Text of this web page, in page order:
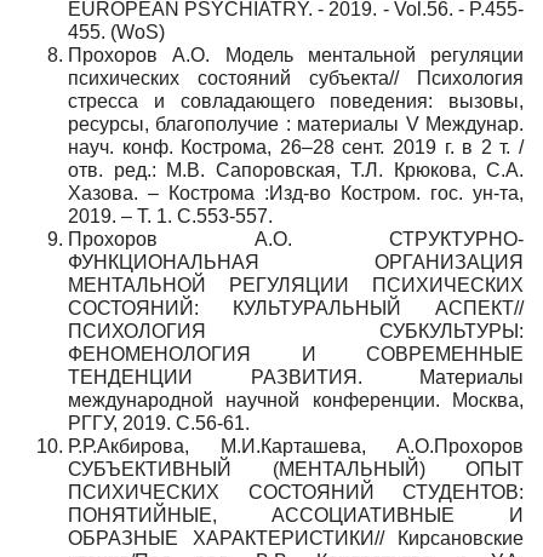
EUROPEAN PSYCHIATRY. - 2019. - Vol.56. - P.455-
455. (WoS)
Прохоров А.О. Модель ментальной регуляции
психических состояний субъекта// Психология
стресса и совладающего поведения: вызовы,
ресурсы, благополучие : материалы V Междунар.
науч. конф. Кострома, 26–28 сент. 2019 г. в 2 т. /
отв. ред.: М.В. Сапоровская, Т.Л. Крюкова, С.А.
Хазова. – Кострома :Изд-во Костром. гос. ун-та,
2019. – Т. 1. С.553-557.
Прохоров А.О. СТРУКТУРНО-
ФУНКЦИОНАЛЬНАЯ ОРГАНИЗАЦИЯ
МЕНТАЛЬНОЙ РЕГУЛЯЦИИ ПСИХИЧЕСКИХ
СОСТОЯНИЙ: КУЛЬТУРАЛЬНЫЙ АСПЕКТ//
ПСИХОЛОГИЯ СУБКУЛЬТУРЫ:
ФЕНОМЕНОЛОГИЯ И СОВРЕМЕННЫЕ
ТЕНДЕНЦИИ РАЗВИТИЯ. Материалы
международной научной конференции. Москва,
РГГУ, 2019. С.56-61.
Р.Р.Акбирова, М.И.Карташева, А.О.Прохоров
СУБЪЕКТИВНЫЙ (МЕНТАЛЬНЫЙ) ОПЫТ
ПСИХИЧЕСКИХ СОСТОЯНИЙ СТУДЕНТОВ:
ПОНЯТИЙНЫЕ, АССОЦИАТИВНЫЕ И
ОБРАЗНЫЕ ХАРАКТЕРИСТИКИ// Кирсановские